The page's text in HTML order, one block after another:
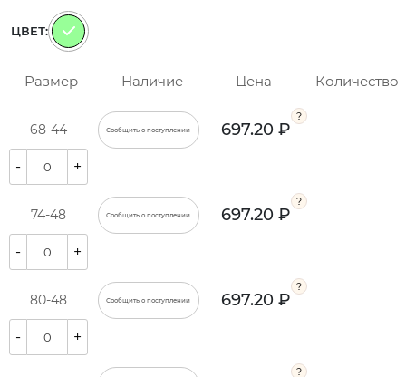
ЦВЕТ:
Размер Наличие Цена Количество
68-44 Сообщить о поступлении 697.20 ₽
- +
74-48 Сообщить о поступлении 697.20 ₽
- +
80-48 Сообщить о поступлении 697.20 ₽
- +